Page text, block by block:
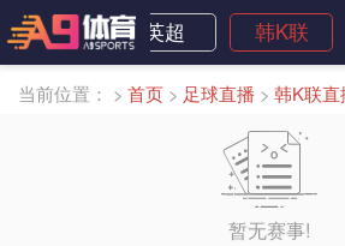
欧联杯 英超 韩K联
当前位置： > 首页 > 足球直播 > 韩K联直
暂无赛事!